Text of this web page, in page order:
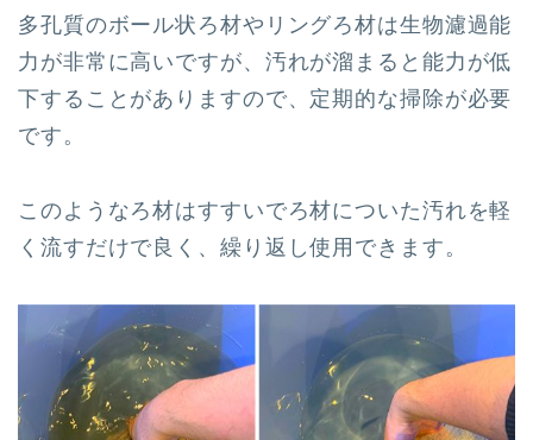
多孔質のボール状ろ材やリングろ材は生物濾過能
力が非常に高いですが、汚れが溜まると能力が低
下することがありますので、定期的な掃除が必要
です。
このようなろ材はすすいでろ材についた汚れを軽
く流すだけで良く、繰り返し使用できます。